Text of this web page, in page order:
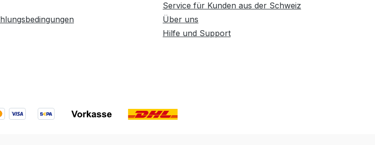
Service für Kunden aus der Schweiz
Über uns
Hilfe und Support